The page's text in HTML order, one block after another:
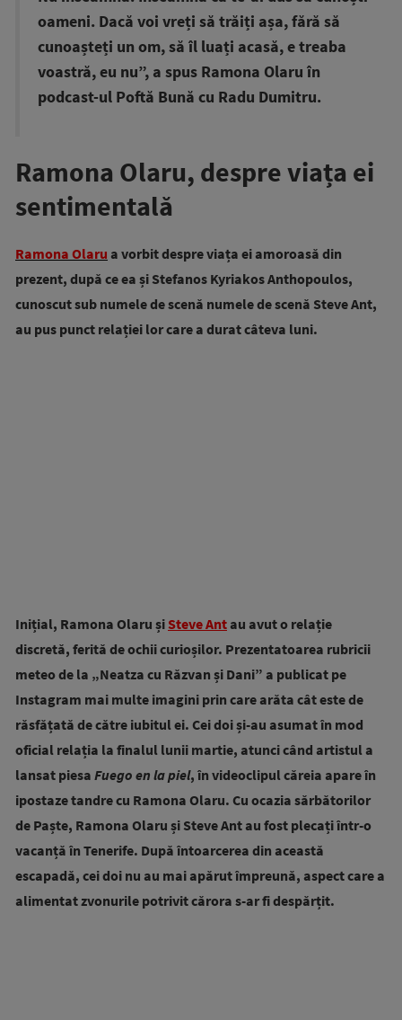
oameni. Dacă voi vreți să trăiți așa, fără să
cunoașteți un om, să îl luați acasă, e treaba
voastră, eu nu”, a spus Ramona Olaru în
podcast-ul Poftă Bună cu Radu Dumitru.
Ramona Olaru, despre viața ei
sentimentală
Ramona Olaru a vorbit despre viața ei amoroasă din
prezent, după ce ea și Stefanos Kyriakos Anthopoulos,
cunoscut sub numele de scenă numele de scenă Steve Ant,
au pus punct relației lor care a durat câteva luni.
Inițial, Ramona Olaru șiSteve Ant au avut o relație
discretă, ferită de ochii curioșilor. Prezentatoarea rubricii
meteo de la „Neatza cu Răzvan și Dani” a publicat pe
Instagram mai multe imagini prin care arăta cât este de
răsfățată de către iubitul ei. Cei doi și-au asumat în mod
oficial relația la finalul lunii martie, atunci când artistul a
lansat piesa Fuego en la piel, în videoclipul căreia apare în
ipostaze tandre cu Ramona Olaru. Cu ocazia sărbătorilor
de Paște, Ramona Olaru și Steve Ant au fost plecați într-o
vacanță în Tenerife. După întoarcerea din această
escapadă, cei doi nu au mai apărut împreună, aspect care a
alimentat zvonurile potrivit cărora s-ar fi despărțit.